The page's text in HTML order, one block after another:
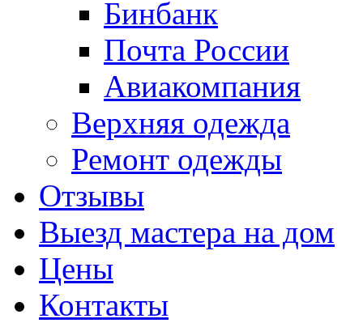
Бинбанк
Почта России
Авиакомпания
Верхняя одежда
Ремонт одежды
Отзывы
Выезд мастера на дом
Цены
Контакты